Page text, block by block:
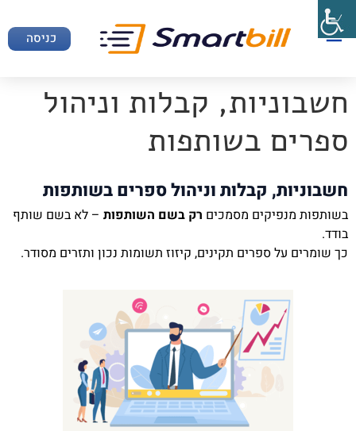
כניסה
חשבוניות, קבלות וניהול
ספרים בשותפות
חשבוניות, קבלות וניהול ספרים בשותפות
בשותפות מנפיקים מסמכים רק בשם השותפות – לא בשם שותף
בודד.
כך שומרים על ספרים תקינים, קיזוז תשומות נכון ותזרים מסודר.